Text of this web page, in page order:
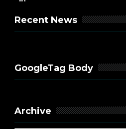
Recent News
GoogleTag Body
Archive